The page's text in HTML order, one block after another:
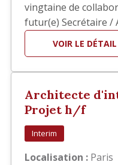
vingtaine de
futur(e) Secrétaire /
Administratif(ve)
d'accompagner la
l'autonomie et le
VOIR LE DÉTAIL
Architecte
Projet h/f
Interim
Localisation : Paris